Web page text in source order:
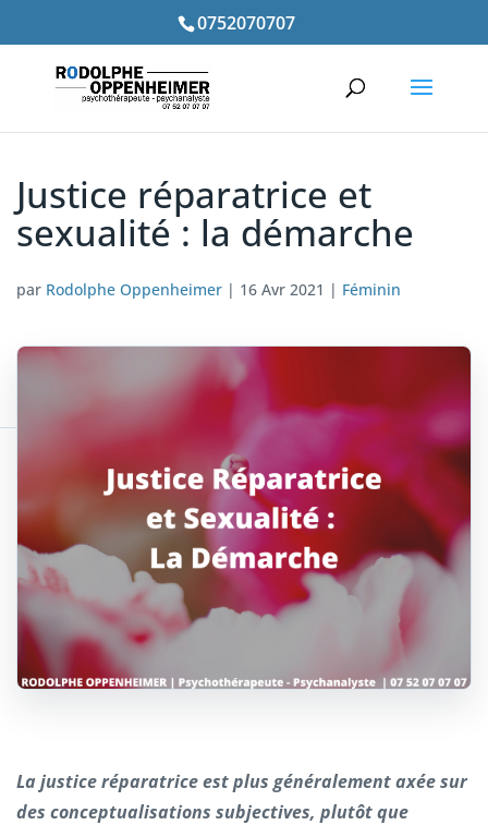
0752070707
Justice réparatrice et
sexualité : la démarche
par Rodolphe Oppenheimer | 16 Avr 2021 | Féminin
La justice réparatrice est plus généralement axée sur
des conceptualisations subjectives, plutôt que